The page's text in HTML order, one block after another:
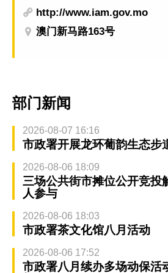
http://www.iam.gov.mo
澳门新马路163号
部门新闻
2026-08-07 16:16
市政署开展龙环葡韵生态步
2026-08-06 18:09
三场公共街市摊位公开竞投
人参与
2026-08-06 18:03
市政署茶文化馆八月活动
2026-08-06 17:52
市政署八月续办多场动保活